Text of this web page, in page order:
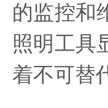
的监控和
照明工具
着不可替